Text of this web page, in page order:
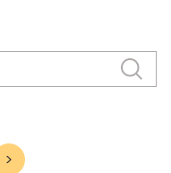
>